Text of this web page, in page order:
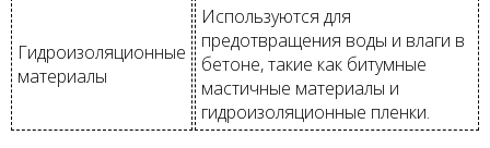
Гидроизоляционные
материалы
Используются для
предотвращения воды и влаги в
бетоне, такие как битумные
мастичные материалы и
гидроизоляционные пленки.